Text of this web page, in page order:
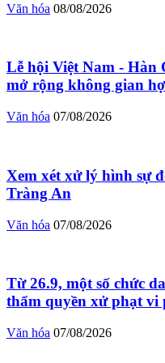
Văn hóa 08/08/2026
Lễ hội Việt Nam - Hàn
mở rộng không gian
Văn hóa 07/08/2026
Xem xét xử lý hình sự
Tràng An
Văn hóa 07/08/2026
Từ 26.9, một số chức
thẩm quyền xử phạt vi
Văn hóa 07/08/2026